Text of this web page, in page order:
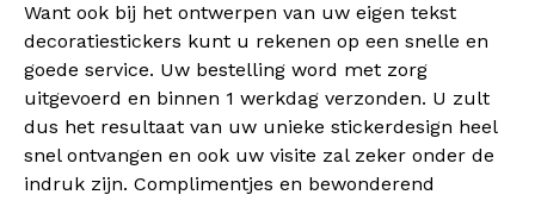
Want ook bij het ontwerpen van uw eigen tekst
decoratiestickers kunt u rekenen op een snelle en
goede service. Uw bestelling word met zorg
uitgevoerd en binnen 1 werkdag verzonden. U zult
dus het resultaat van uw unieke stickerdesign heel
snel ontvangen en ook uw visite zal zeker onder de
indruk zijn. Complimentjes en bewonderend